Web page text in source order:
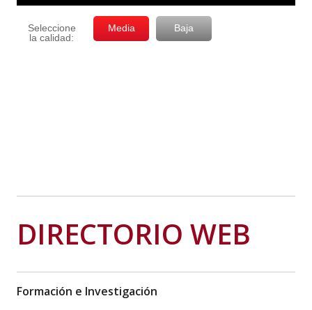
DIRECTORIO WEB
Formación e Investigación